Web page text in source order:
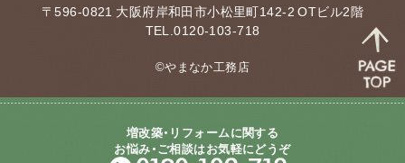
〒596-0821 大阪府岸和田市小松里町142-2 OTビル2階
TEL.0120-103-718
©やまなか工務店
増改築・リフォームに関する
お悩み・ご相談はお気軽にどうぞ